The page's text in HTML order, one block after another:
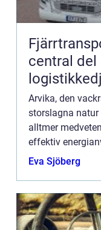
central del
Arvika, den
storslagna natur
alltmer
effektiv
hem på ett
Eva Sjöberg